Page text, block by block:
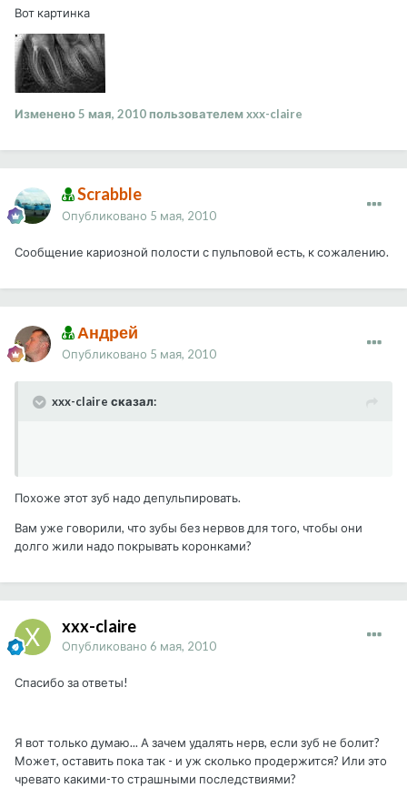
Вот картинка
Изменено5 мая, 2010пользователем xxx-claire
Scrabble
Опубликовано 5 мая, 2010
Сообщение кариозной полости с пульповой есть, к сожалению.
Андрей
Опубликовано 5 мая, 2010
xxx-claire сказал:
Похоже этот зуб надо депульпировать.
Вам уже говорили, что зубы без нервов для того, чтобы они
долго жили надо покрывать коронками?
xxx-claire
Опубликовано 6 мая, 2010
Спасибо за ответы!
Я вот только думаю... А зачем удалять нерв, если зуб не болит?
Может, оставить пока так - и уж сколько продержится? Или это
чревато какими-то страшными последствиями?